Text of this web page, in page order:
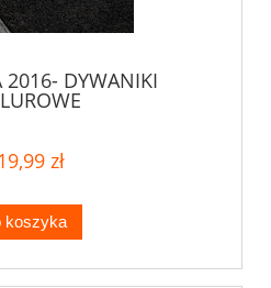
2016- DYWANIKI
zł
koszyka